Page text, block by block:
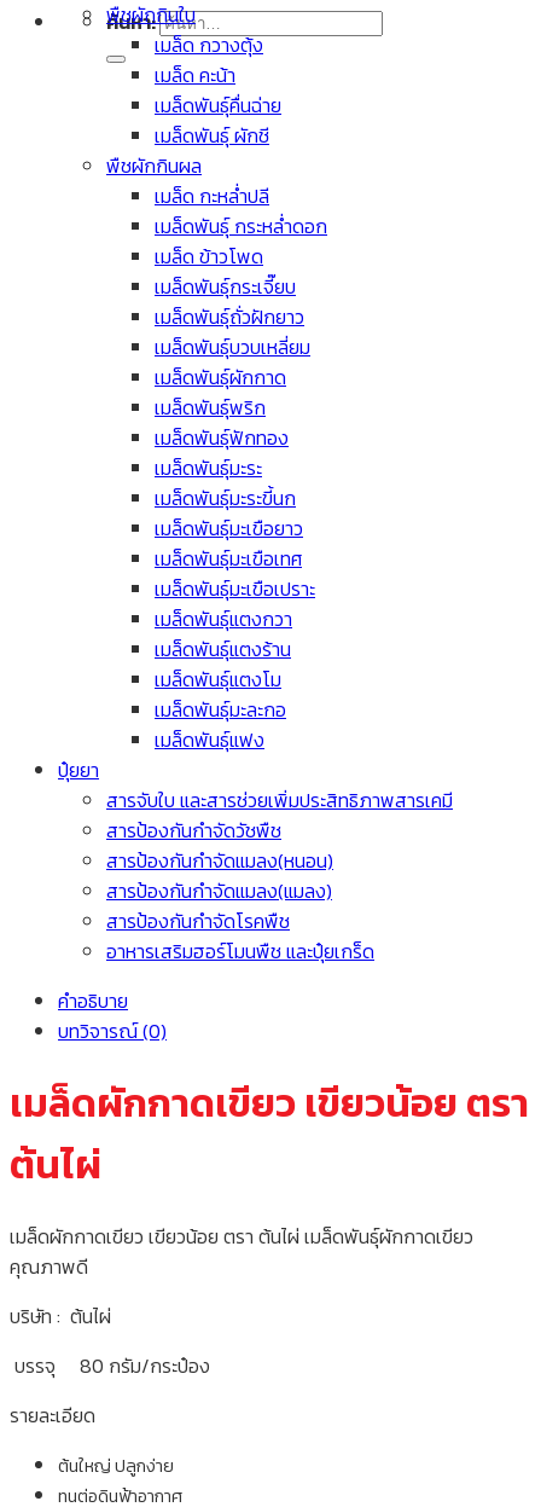
ค้นหา:
พืชผักกินใบ
เมล็ด กวางตุ้ง
เมล็ด คะน้า
เมล็ดพันธุ์คื่นฉ่าย
เมล็ดพันธุ์ ผักชี
พืชผักกินผล
เมล็ด กะหล่ำปลี
เมล็ดพันธุ์ กระหล่ำดอก
เมล็ด ข้าวโพด
เมล็ดพันธุ์กระเจี๊ยบ
เมล็ดพันธุ์ถั่วฝักยาว
เมล็ดพันธุ์บวบเหลี่ยม
เมล็ดพันธุ์ผักกาด
เมล็ดพันธุ์พริก
เมล็ดพันธุ์ฟักทอง
เมล็ดพันธุ์มะระ
เมล็ดพันธุ์มะระขี้นก
เมล็ดพันธุ์มะเขือยาว
เมล็ดพันธุ์มะเขือเทศ
เมล็ดพันธุ์มะเขือเปราะ
เมล็ดพันธุ์แตงกวา
เมล็ดพันธุ์แตงร้าน
เมล็ดพันธุ์แตงโม
เมล็ดพันธุ์มะละกอ
เมล็ดพันธุ์แฟง
ปุ๋ยยา
สารจับใบ และสารช่วยเพิ่มประสิทธิภาพสารเคมี
สารป้องกันกำจัดวัชพืช
สารป้องกันกำจัดแมลง(หนอน)
สารป้องกันกำจัดแมลง(แมลง)
สารป้องกันกำจัดโรคพืช
อาหารเสริมฮอร์โมนพืช และปุ๋ยเกร็ด
คำอธิบาย
บทวิจารณ์ (0)
เมล็ดผักกาดเขียว เขียวน้อย ตรา
ต้นไผ่
เมล็ดผักกาดเขียว เขียวน้อย ตรา ต้นไผ่ เมล็ดพันธุ์ผักกาดเขียว
คุณภาพดี
บริษัท : ต้นไผ่
บรรจุ 80 กรัม/กระป๋อง
รายละเอียด
ต้นใหญ่ ปลูกง่าย
ทนต่อดินฟ้าอากาศ